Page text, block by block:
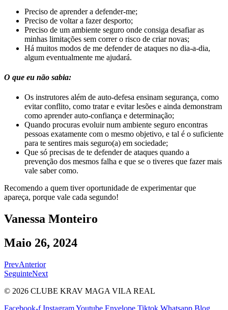
Preciso de aprender a defender-me;
Preciso de voltar a fazer desporto;
Preciso de um ambiente seguro onde consiga desafiar as
minhas limitações sem correr o risco de criar novas;
Há muitos modos de me defender de ataques no dia-a-dia,
algum eventualmente me ajudará.
O que eu não sabia:
Os instrutores além de auto-defesa ensinam segurança, como
evitar conflito, como tratar e evitar lesões e ainda demonstram
como aprender auto-confiança e determinação;
Quando procuras evoluir num ambiente seguro encontras
pessoas exatamente com o mesmo objetivo, e tal é o suficiente
para te sentires mais seguro(a) em sociedade;
Que só precisas de te defender de ataques quando a
prevenção dos mesmos falha e que se o tiveres que fazer mais
vale saber como.
Recomendo a quem tiver oportunidade de experimentar que
apareça, porque vale cada segundo!
Vanessa Monteiro
Maio 26, 2024
PrevAnterior
SeguinteNext
© 2026 CLUBE KRAV MAGA VILA REAL
Facebook-f InstagramYoutube Envelope Tiktok Whatsapp Blog